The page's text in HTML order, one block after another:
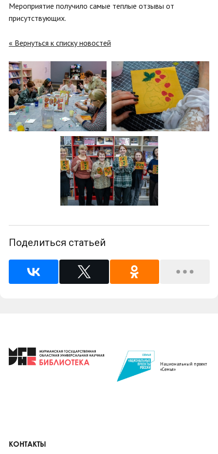
Мероприятие получило самые теплые отзывы от
присутствующих.
« Вернуться к списку новостей
Поделиться статьей
Национальный проект
«Семья»
КОНТАКТЫ